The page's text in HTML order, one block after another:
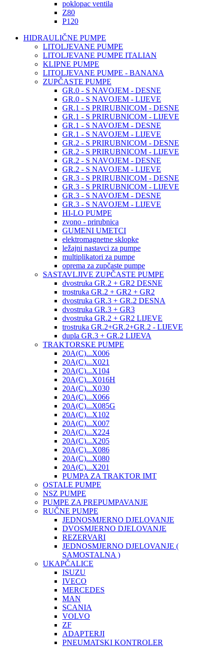
poklopac ventila
Z80
P120
HIDRAULIČNE PUMPE
LITOLJEVANE PUMPE
LITOLJEVANE PUMPE ITALIAN
KLIPNE PUMPE
LITOLJEVANE PUMPE - BANANA
ZUPČASTE PUMPE
GR.0 - S NAVOJEM - DESNE
GR.0 - S NAVOJEM - LIJEVE
GR.1 - S PRIRUBNICOM - DESNE
GR.1 - S PRIRUBNICOM - LIJEVE
GR.1 - S NAVOJEM - DESNE
GR.1 - S NAVOJEM - LIJEVE
GR.2 - S PRIRUBNICOM - DESNE
GR.2 - S PRIRUBNICOM - LIJEVE
GR.2 - S NAVOJEM - DESNE
GR.2 - S NAVOJEM - LIJEVE
GR.3 - S PRIRUBNICOM - DESNE
GR.3 - S PRIRUBNICOM - LIJEVE
GR.3 - S NAVOJEM - DESNE
GR.3 - S NAVOJEM - LIJEVE
HI-LO PUMPE
zvono - prirubnica
GUMENI UMETCI
elektromagnetne sklopke
ležajni nastavci za pumpe
multiplikatori za pumpe
oprema za zupčaste pumpe
SASTAVLJIVE ZUPČASTE PUMPE
dvostruka GR.2 + GR2 DESNE
trostruka GR.2 + GR2 + GR2
dvostruka GR.3 + GR.2 DESNA
dvostruka GR.3 + GR3
dvostruka GR.2 + GR2 LIJEVE
trostruka GR.2+GR.2+GR.2 - LIJEVE
dupla GR.3 + GR.2 LIJEVA
TRAKTORSKE PUMPE
20A(C)...X006
20A(C)...X021
20A(C)...X104
20A(C)...X016H
20A(C)...X030
20A(C)...X066
20A(C)...X085G
20A(C)...X102
20A(C)...X007
20A(C)...X224
20A(C)...X205
20A(C)...X086
20A(C)...X080
20A(C)...X201
PUMPA ZA TRAKTOR IMT
OSTALE PUMPE
NSZ PUMPE
PUMPE ZA PREPUMPAVANJE
RUČNE PUMPE
JEDNOSMJERNO DJELOVANJE
DVOSMJERNO DJELOVANJE
REZERVARI
JEDNOSMJERNO DJELOVANJE (
SAMOSTALNA )
UKAPČALICE
ISUZU
IVECO
MERCEDES
MAN
SCANIA
VOLVO
ZF
ADAPTERJI
PNEUMATSKI KONTROLER